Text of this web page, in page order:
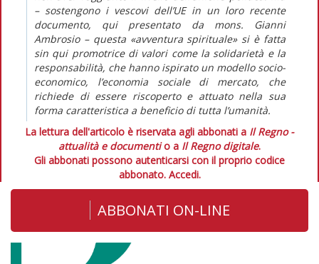
– sostengono i vescovi dell’UE in un loro recente
documento, qui presentato da mons. Gianni
Ambrosio – questa «avventura spirituale» si è fatta
sin qui promotrice di valori come la solidarietà e la
responsabilità, che hanno ispirato un modello socio-
economico, l’economia sociale di mercato, che
richiede di essere riscoperto e attuato nella sua
forma caratteristica a beneficio di tutta l’umanità.
La lettura dell'articolo è riservata agli abbonati a Il Regno -
attualità e documentio a Il Regno digitale.
Gli abbonati possono autenticarsi con il proprio codice
abbonato. Accedi.
ABBONATI ON-LINE